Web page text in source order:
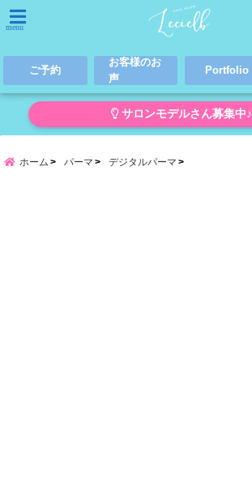
menu
ご予約
お客様のお
声
Portfolio
サロンモデルさん募集中♪
ホーム パーマ デジタルパーマ